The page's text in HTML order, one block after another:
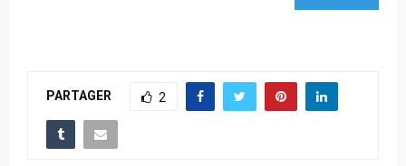
PARTAGER 2